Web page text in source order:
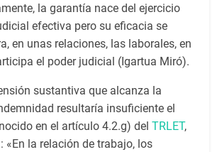
la garantía nace del ejercicio
efectiva pero su eficacia se
en unas relaciones, las laborales, en
el poder judicial (Igartua Miró).
sustantiva que alcanza la
resultaría insuficiente el
en el artículo 4.2.g) del TRLET,
«En la relación de trabajo, los